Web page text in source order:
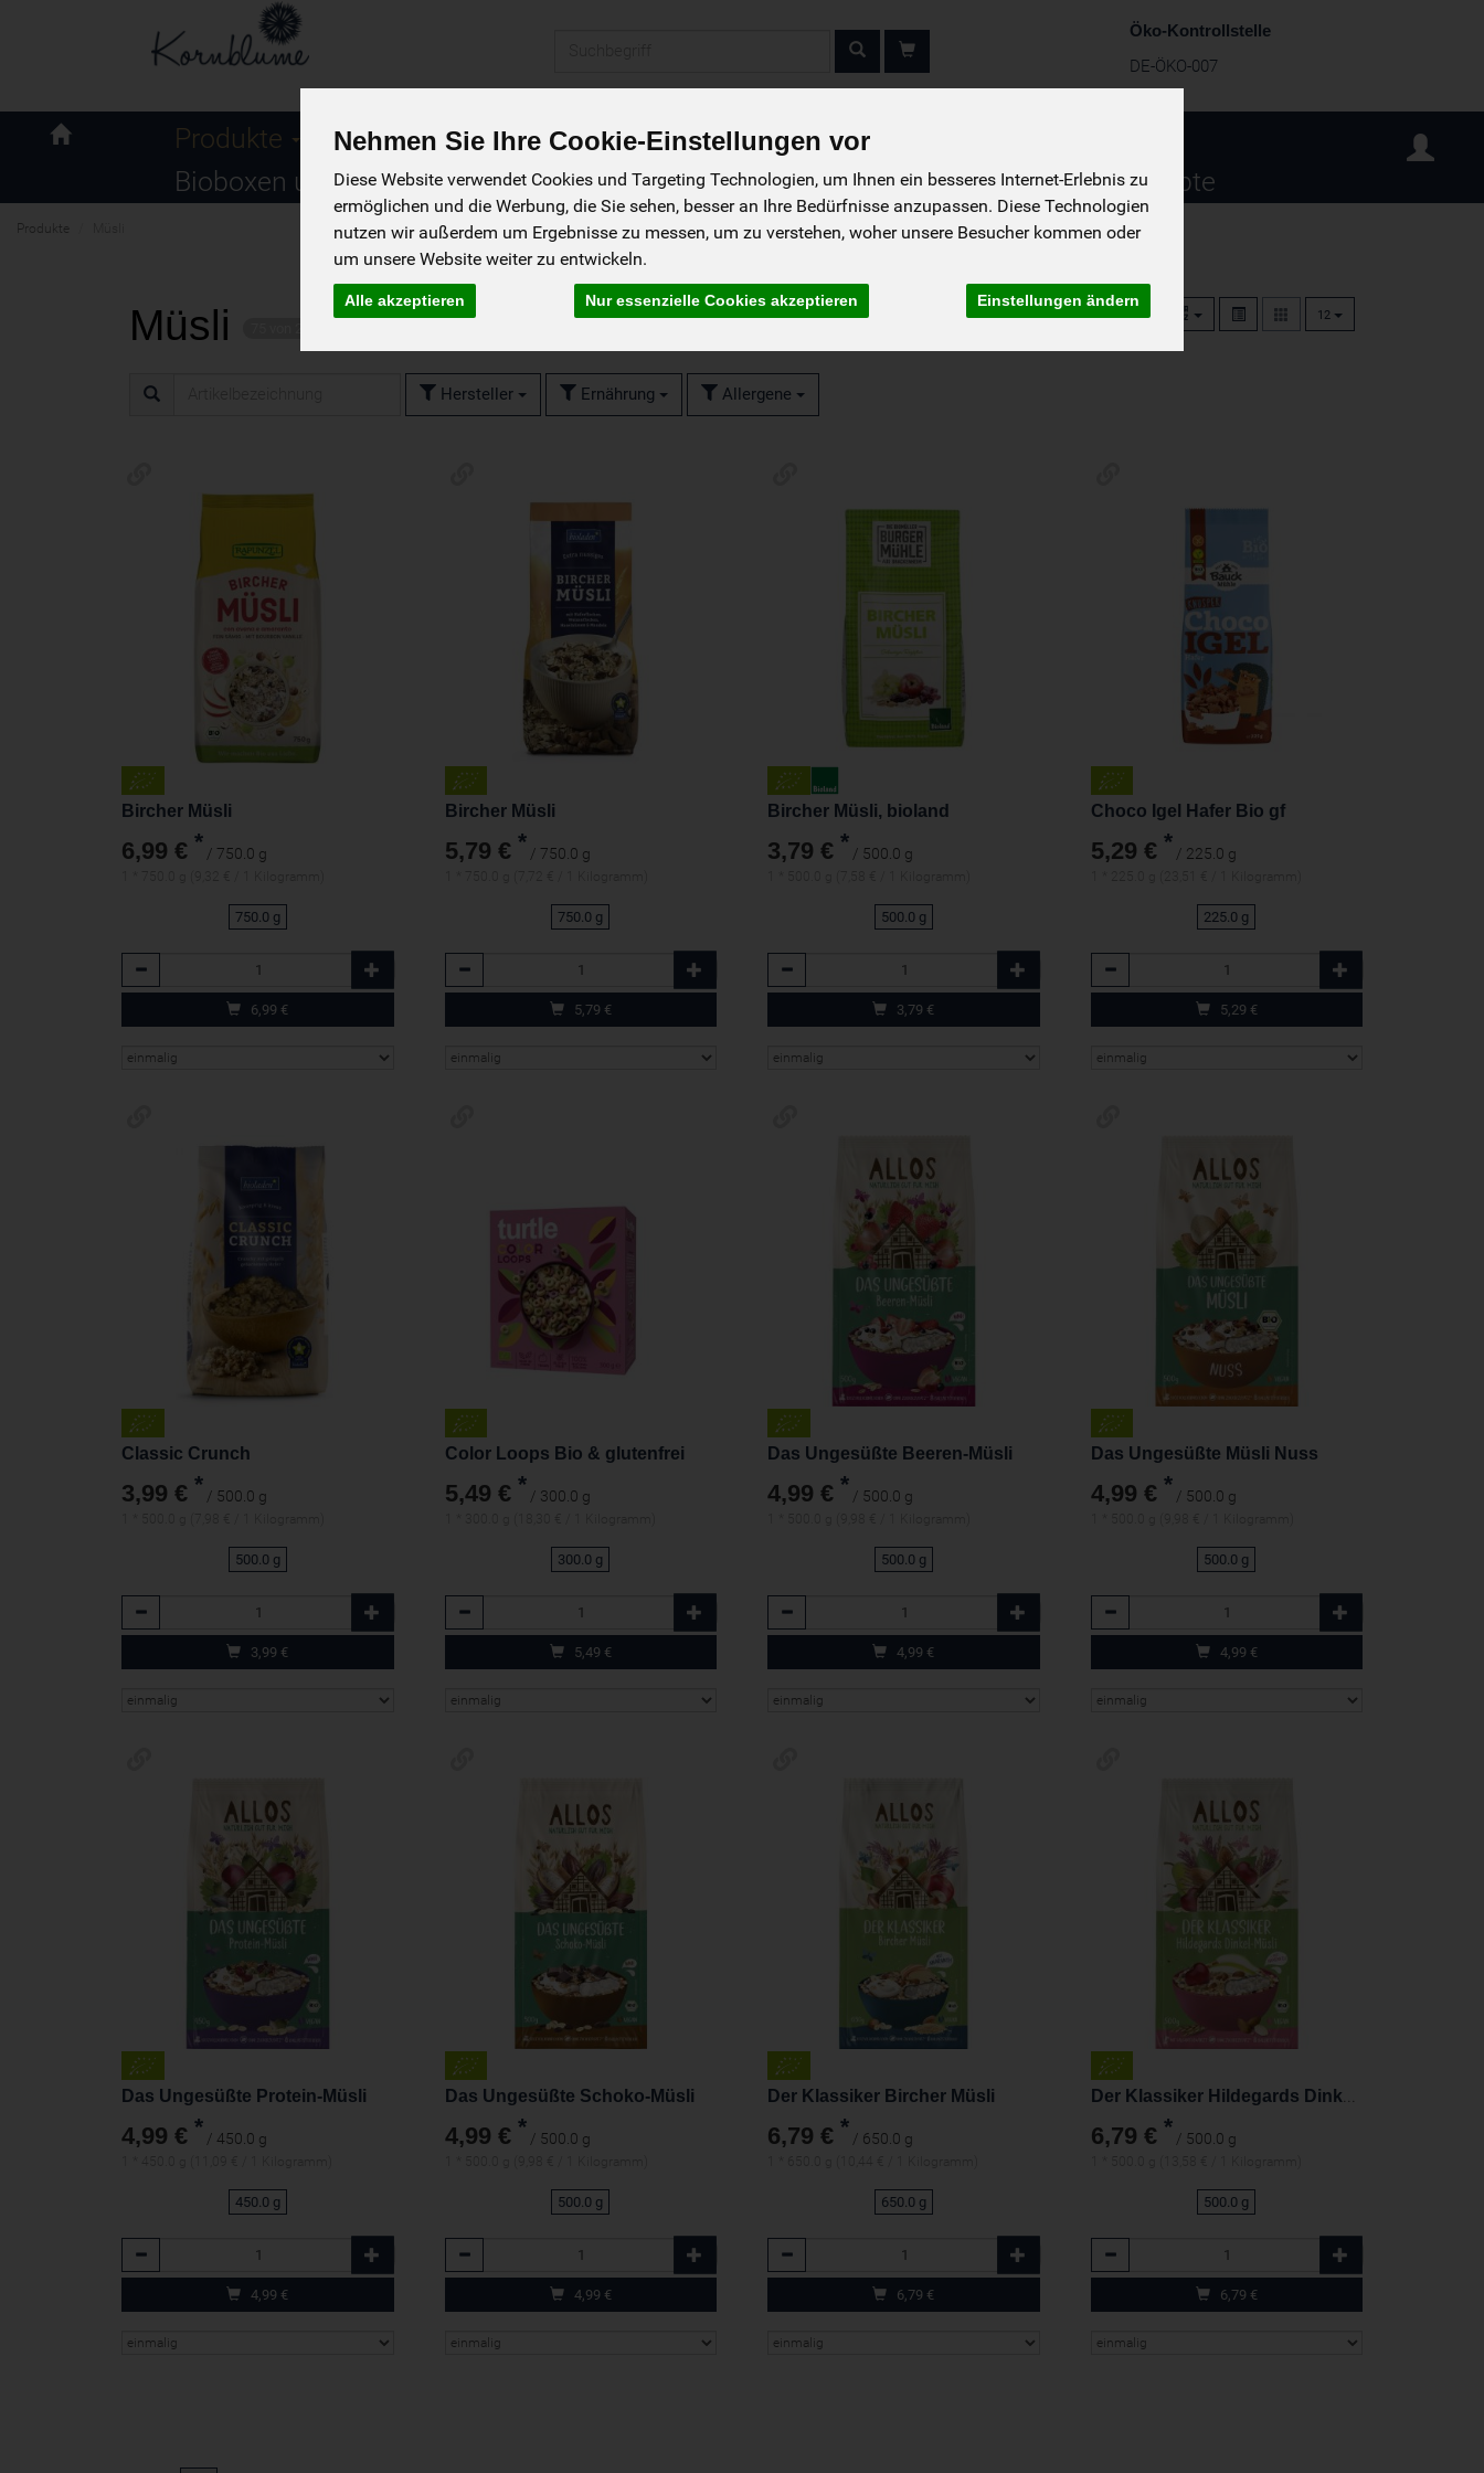
Nehmen Sie Ihre Cookie-Einstellungen vor
Diese Website verwendet Cookies und Targeting Technologien, um Ihnen ein besseres Internet-Erlebnis zu
ermöglichen und die Werbung, die Sie sehen, besser an Ihre Bedürfnisse anzupassen. Diese Technologien
nutzen wir außerdem um Ergebnisse zu messen, um zu verstehen, woher unsere Besucher kommen oder
um unsere Website weiter zu entwickeln.
Alle akzeptieren Nur essenzielle Cookies akzeptieren Einstellungen ändern
Öko-Kontrollstelle
DE-ÖKO-007
Naturkost
Produkte
Bioboxen und Angebote
So wird bestellt Das Liefergebiet Das sind wir Rezepte
Produkte
Müsli 12
Hersteller Ernährung Allergene
Bircher Müsli
6,99 € * / 750.0 g
750.0 g
6,99 €
Bircher Müsli
5,79 € * / 750.0 g
750.0 g
5,79 €
Bircher Müsli, bioland
3,79 € * / 500.0 g
500.0 g
3,79 €
Choco Igel Hafer Bio gf
5,29 € * / 225.0 g
225.0 g
5,29 €
Classic Crunch
3,99 € * / 500.0 g
500.0 g
3,99 €
Color Loops Bio & glutenfrei
5,49 € * / 300.0 g
300.0 g
5,49 €
Das Ungesüßte Beeren-Müsli
4,99 € * / 500.0 g
500.0 g
4,99 €
Das Ungesüßte Müsli Nuss
4,99 € * / 500.0 g
500.0 g
4,99 €
Das Ungesüßte Protein-Müsli
4,99 € * / 450.0 g
450.0 g
4,99 €
Das Ungesüßte Schoko-Müsli
4,99 € * / 500.0 g
500.0 g
4,99 €
Der Klassiker Bircher Müsli
6,79 € * / 650.0 g
650.0 g
6,79 €
6,79 € * / 500.0 g
500.0 g
6,79 €